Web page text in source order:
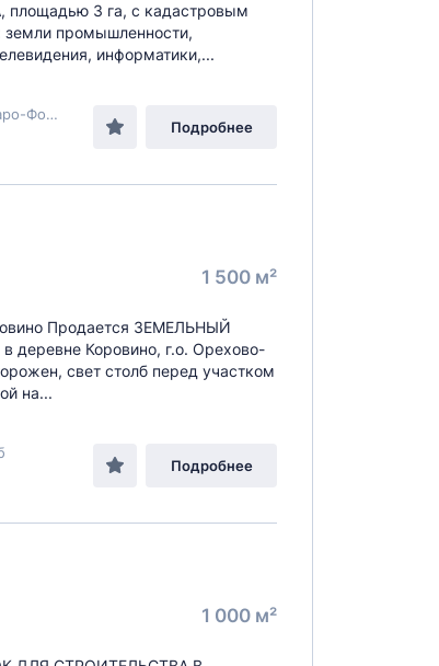
площадью 3 га, с кадастровым
земли промышленности,
информатики,...
Подробнее
1 500 м²
Продается ЗЕМЕЛЬНЫЙ
Коровино, г.о. Орехово-
свет столб перед участком
на...
Подробнее
1 000 м²